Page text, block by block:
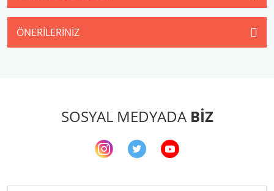
ÖNERILERINIZ
SOSYAL MEDYADA BİZ